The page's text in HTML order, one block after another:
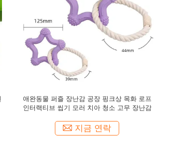
반려동물 해상성 삐걱거리는 장난감 치아 청소
물식 내성 개 장난감
지금 연락